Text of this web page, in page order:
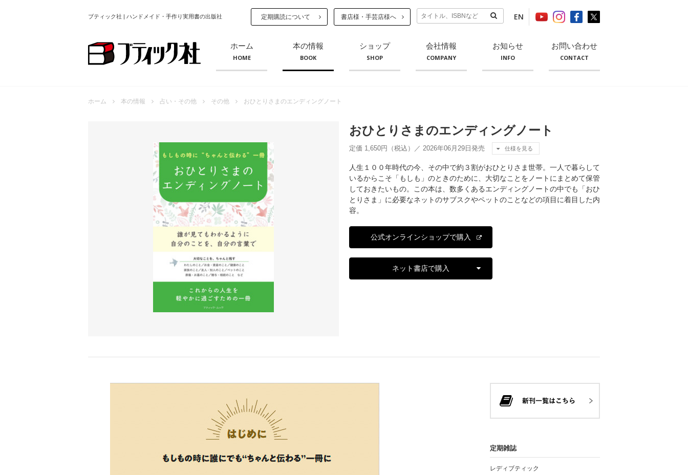
ブティック社 | ハンドメイド・手作り実用書の出版社 定期購読について 書店様・手芸店様へ EN
ホーム
HOME
本の情報
BOOK
ショップ
SHOP
会社情報
COMPANY
お知らせ
INFO
お問い合わせ
CONTACT
ホーム 本の情報 占い・その他 その他 おひとりさまのエンディングノート
おひとりさまのエンディングノート
定価 1,650円（税込）／ 2026年06月29日発売 仕様を見る
人生１００年時代の今、その中で約３割がおひとりさま世帯。一人で暮らして
いるからこそ「もしも」のときのために、大切なことをノートにまとめて保管
しておきたいもの。この本は、数多くあるエンディングノートの中でも「おひ
とりさま」に必要なネットのサブスクやペットのことなどの項目に着目した内
容。
公式オンラインショップで購入
ネット書店で購入
定期雑誌
レディブティック